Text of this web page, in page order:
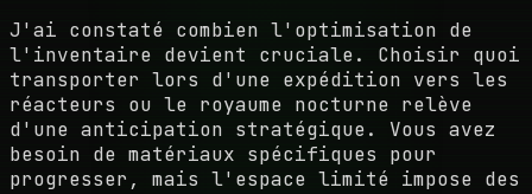
J'ai constaté combien l'optimisation de
l'inventaire devient cruciale. Choisir quoi
transporter lors d'une expédition vers les
réacteurs ou le royaume nocturne relève
d'une anticipation stratégique. Vous avez
besoin de matériaux spécifiques pour
progresser, mais l'espace limité impose des